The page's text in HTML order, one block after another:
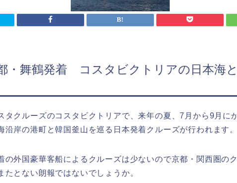
舞鶴発着 コスタビクトリアの日本海
タクルーズのコスタビクトリアで、来年の夏、7月から9月に
沿岸の港町と韓国釜山を巡る日本発着クルーズが行われます。
の外国豪華客船によるクルーズは少ないので京都・関西圏の
たとない朗報ではないでしょうか。